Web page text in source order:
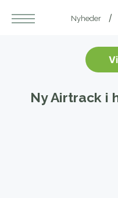
Nyheder
Ny Airtrack i